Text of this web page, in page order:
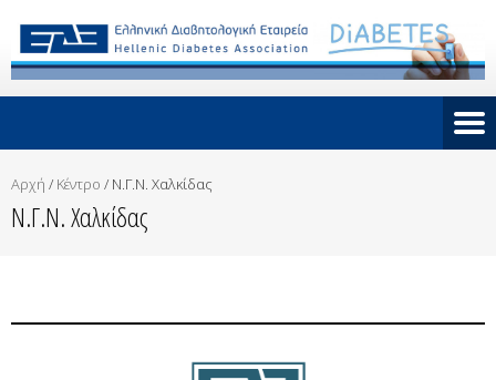
Αρχή / Κέντρο / Ν.Γ.Ν. Χαλκίδας
Ν.Γ.Ν. Χαλκίδας